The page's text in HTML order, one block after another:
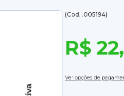
(Cod. .005194)
R$
Ver opções de